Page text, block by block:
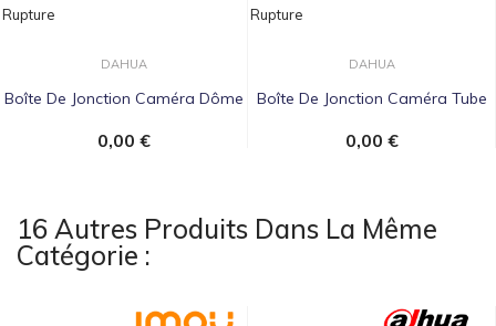
Rupture
DAHUA
Boîte De Jonction Caméra Dôme
0,00 €
Rupture
DAHUA
Boîte De Jonction Caméra Tube
0,00 €
16 Autres Produits Dans La Même
Catégorie :